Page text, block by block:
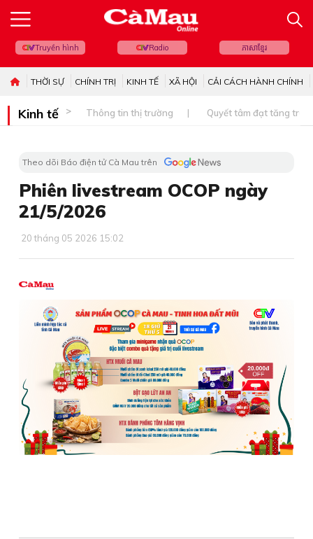
Truyền hình Radio ភាសាខ្មែរ
THỜI SỰ CHÍNH TRỊ KINH TẾ XÃ HỘI CẢI CÁCH HÀNH CHÍNH
Kinh tế Thông tin thị trường Quyết tâm đạt tăng
Theo dõi Báo điện tử Cà Mau trên
Phiên livestream OCOP ngày
21/5/2026
20 tháng 05 2026 15:02